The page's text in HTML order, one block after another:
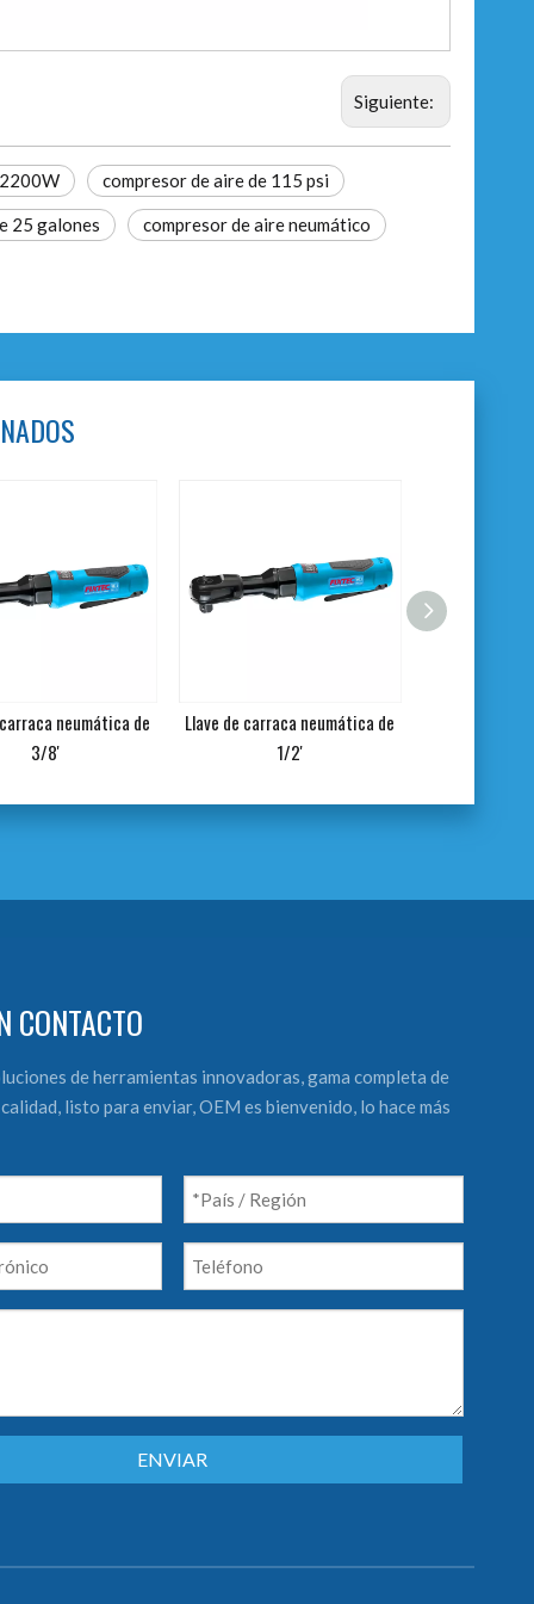
Siguiente:
compresor de aire de 115 psi
25 galones compresor de aire neumático
neumática de
3/8'
Llave de carraca neumática de
1/2'
CONTACTO
de herramientas innovadoras, gama completa de
listo para enviar, OEM es bienvenido, lo hace más
ENVIAR